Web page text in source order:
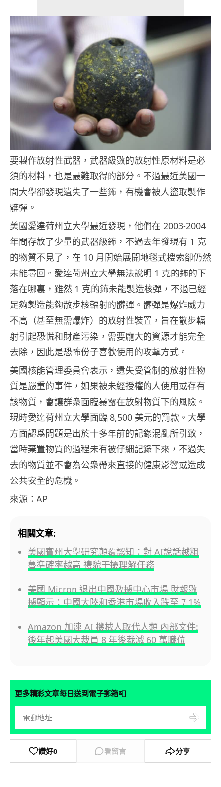
要製作放射性武器，武器級數的放射性原材料是必
須的材料，也是最難取得的部分。不過最近美國一
間大學卻發現遺失了一些鈽，有機會被人盜取製作
髒彈。
美國愛達荷州立大學最近發現，他們在 2003-2004
年間存放了少量的武器級鈽，不過去年發現有 1 克
的物質不見了，在 10 月開始展開地毯式搜索卻仍然
未能尋回。愛達荷州立大學無法說明 1 克的鈽的下
落在哪裏，雖然 1 克的鈽未能製造核彈，不過已經
足夠製造能夠散步核輻射的髒彈。髒彈是爆炸威力
不高（甚至無需爆炸）的放射性裝置，旨在散步輻
射引起恐慌和財產污染，需要龐大的資源才能完全
去除，因此是恐怖份子喜歡使用的攻擊方式。
美國核能管理委員會表示，遺失受管制的放射性物
質是嚴重的事件，如果被未經授權的人使用或存有
該物質，會讓群衆面臨暴露在放射物質下的風險。
現時愛達荷州立大學面臨 8,500 美元的罰款。大學
方面認爲問題是出於十多年前的記錄混亂所引致，
當時棄置物質的過程未有被仔細記錄下來，不過失
去的物質並不會為公衆帶來直接的健康影響或造成
公共安全的危機。
來源：AP
相關文章:
美國賓州大學研究顛覆認知：對 AI說話越粗
魯準確率越高 禮貌干擾理解任務
美國 Micron 退出中國數據中心市場 財報數
據顯示：中國大陸和香港市場收入跌至 7.1%
Amazon 加速 AI 機械人取代人類 內部文件:
後年起美國大裁員 8 年後裁減 60 萬職位
更多精彩文章每日送到電子郵箱📮
讚好0 看留言 分享